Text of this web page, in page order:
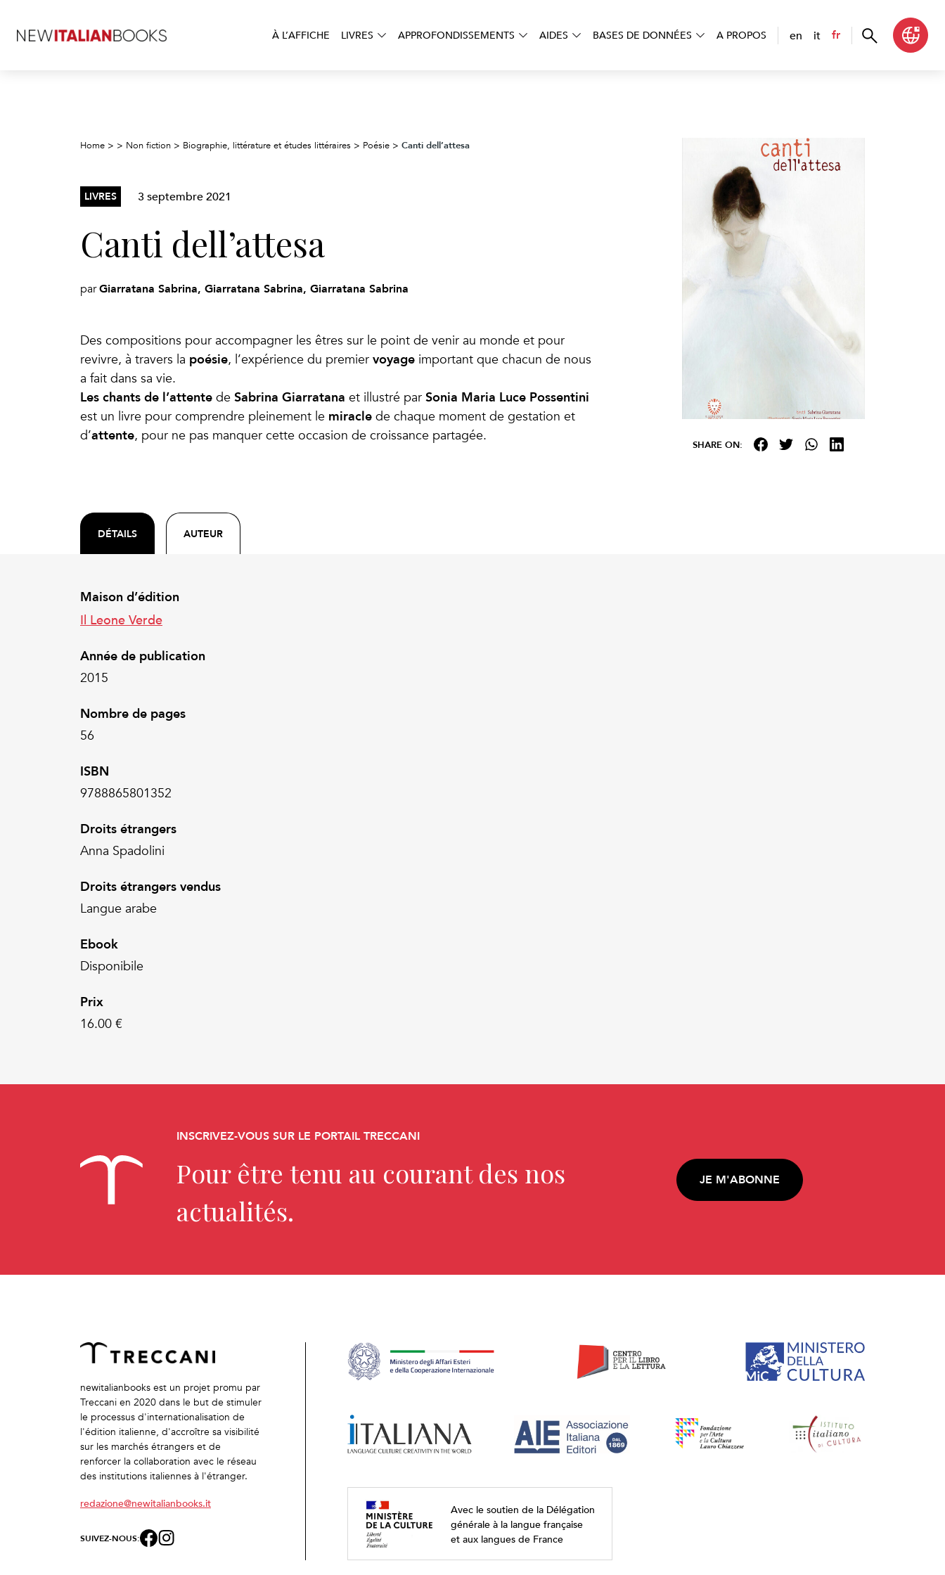
À L’AFFICHE LIVRES APPROFONDISSEMENTS AIDES BASES DE DONNÉES A PROPOS en it fr
Home > > Non fiction > Biographie, littérature et études littéraires > Poésie > Canti dell’attesa
LIVRES 3 septembre 2021
Canti dell’attesa
parGiarratana Sabrina, Giarratana Sabrina, Giarratana Sabrina
Des compositions pour accompagner les êtres sur le point de venir au monde et pour
revivre, à travers la poésie, l’expérience du premier voyage important que chacun de nous
a fait dans sa vie.
Les chants de l’attente de Sabrina Giarratana et illustré par Sonia Maria Luce Possentini
est un livre pour comprendre pleinement le miracle de chaque moment de gestation et
d’attente, pour ne pas manquer cette occasion de croissance partagée.
DÉTAILS AUTEUR
Maison d’édition
Il Leone Verde
Année de publication
2015
Nombre de pages
56
ISBN
9788865801352
Droits étrangers
Anna Spadolini
Droits étrangers vendus
Langue arabe
Ebook
Disponibile
Prix
16.00 €
SHARE ON:
INSCRIVEZ-VOUS SUR LE PORTAIL TRECCANI
Pour être tenu au courant des nos
actualités.
JE M'ABONNE
newitalianbooks est un projet promu par
Treccani en 2020 dans le but de stimuler
le processus d'internationalisation de
l'édition italienne, d'accroître sa visibilité
sur les marchés étrangers et de
renforcer la collaboration avec le réseau
des institutions italiennes à l'étranger.
redazione@newitalianbooks.it
SUIVEZ-NOUS:
Avec le soutien de la Délégation
générale à la langue française
et aux langues de France